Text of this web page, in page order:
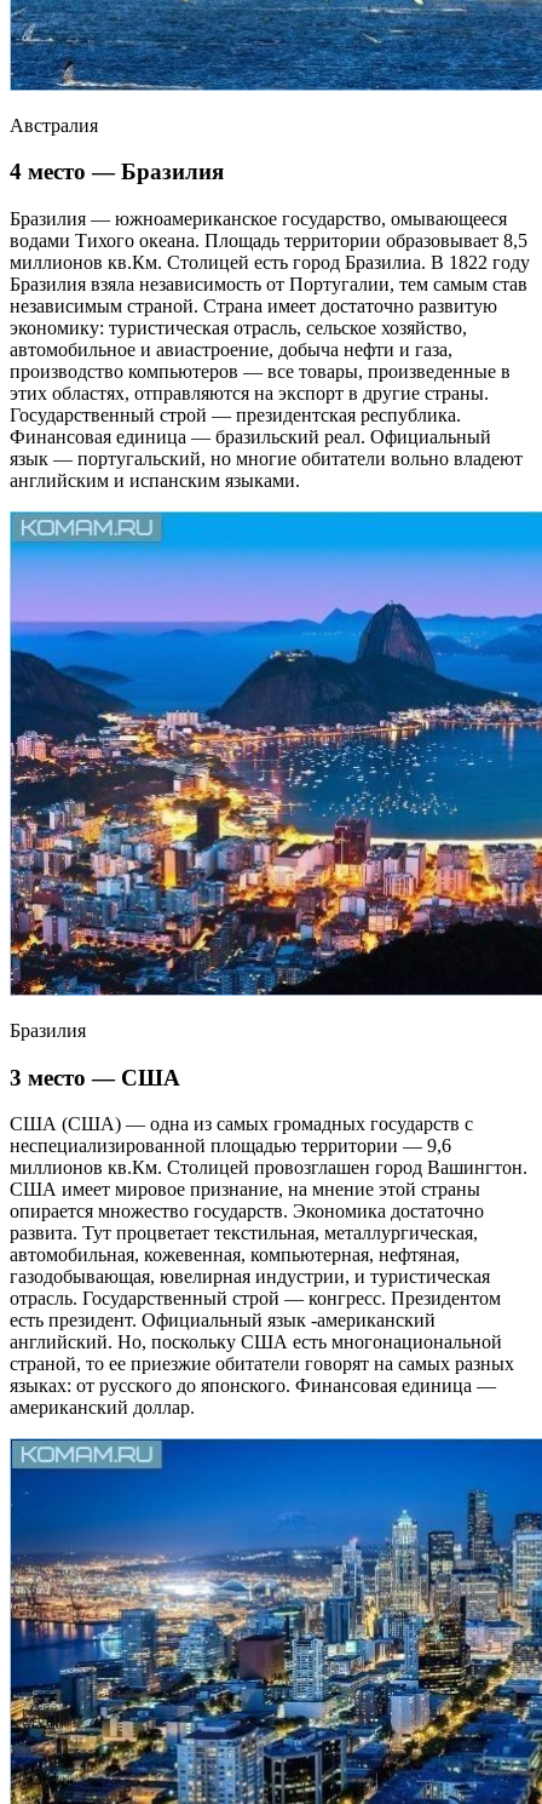
Австралия
4 место — Бразилия
Бразилия — южноамериканское государство, омывающееся
водами Тихого океана. Площадь территории образовывает 8,5
миллионов кв.Км. Столицей есть город Бразилиа. В 1822 году
Бразилия взяла независимость от Португалии, тем самым став
независимым страной. Страна имеет достаточно развитую
экономику: туристическая отрасль, сельское хозяйство,
автомобильное и авиастроение, добыча нефти и газа,
производство компьютеров — все товары, произведенные в
этих областях, отправляются на экспорт в другие страны.
Государственный строй — президентская республика.
Финансовая единица — бразильский реал. Официальный
язык — португальский, но многие обитатели вольно владеют
английским и испанским языками.
Бразилия
3 место — США
США (США) — одна из самых громадных государств с
неспециализированной площадью территории — 9,6
миллионов кв.Км. Столицей провозглашен город Вашингтон.
США имеет мировое признание, на мнение этой страны
опирается множество государств. Экономика достаточно
развита. Тут процветает текстильная, металлургическая,
автомобильная, кожевенная, компьютерная, нефтяная,
газодобывающая, ювелирная индустрии, и туристическая
отрасль. Государственный строй — конгресс. Президентом
есть президент. Официальный язык -американский
английский. Но, поскольку США есть многонациональной
страной, то ее приезжие обитатели говорят на самых разных
языках: от русского до японского. Финансовая единица —
американский доллар.